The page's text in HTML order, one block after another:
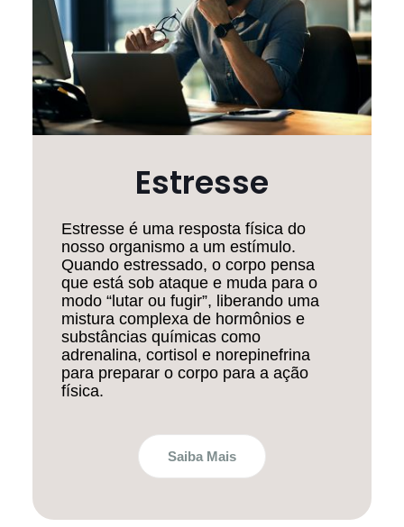
Estresse
Estresse é uma resposta física do
nosso organismo a um estímulo.
Quando estressado, o corpo pensa
que está sob ataque e muda para o
modo “lutar ou fugir”, liberando uma
mistura complexa de hormônios e
substâncias químicas como
adrenalina, cortisol e norepinefrina
para preparar o corpo para a ação
física.
Saiba Mais